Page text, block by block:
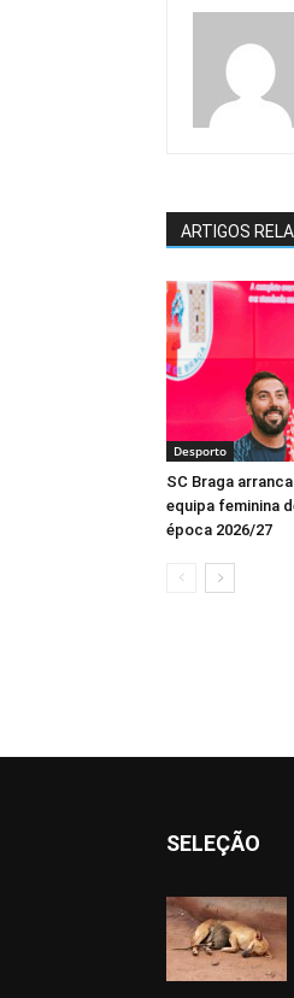
ARTIGOS
Desporto
SC Braga
equipa feminina
época 2026/27
SELEÇÃO